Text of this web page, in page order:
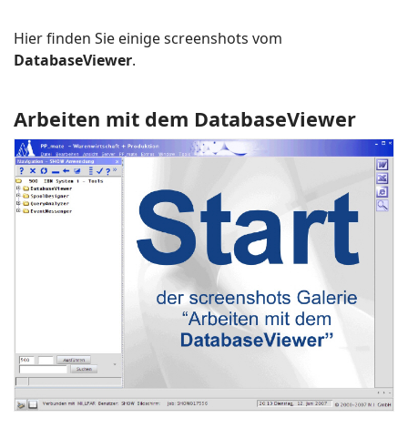
Hier finden Sie einige screenshots vom
DatabaseViewer.
Arbeiten mit dem DatabaseViewer